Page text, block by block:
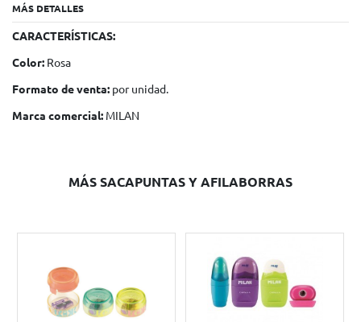
MÁS DETALLES
CARACTERÍSTICAS:
Color: Rosa
Formato de venta: por unidad.
Marca comercial: MILAN
MÁS SACAPUNTAS Y AFILABORRAS